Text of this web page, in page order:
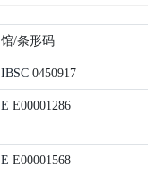
馆/条形码
IBSC 0450917
E E00001286
E E00001568